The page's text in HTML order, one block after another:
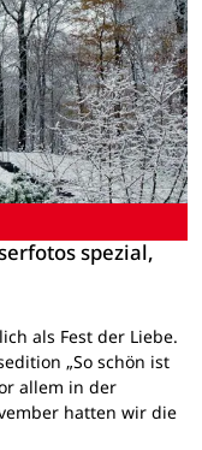
spezial,
als Fest der Liebe.
„So schön ist
allem in der
hatten wir die